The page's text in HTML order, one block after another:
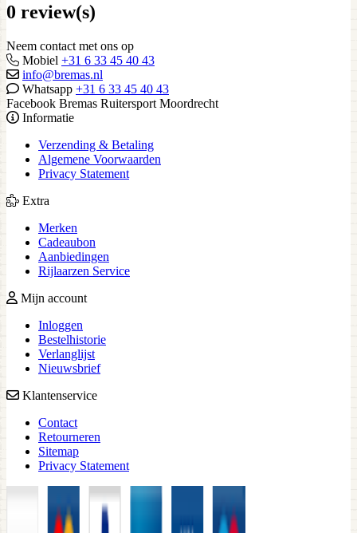
0 review(s)
Neem contact met ons op
Mobiel +31 6 33 45 40 43
info@bremas.nl
Whatsapp +31 6 33 45 40 43
Facebook Bremas Ruitersport Moordrecht
Informatie
Verzending & Betaling
Algemene Voorwaarden
Privacy Statement
Extra
Merken
Cadeaubon
Aanbiedingen
Rijlaarzen Service
Mijn account
Inloggen
Bestelhistorie
Verlanglijst
Nieuwsbrief
Klantenservice
Contact
Retourneren
Sitemap
Privacy Statement